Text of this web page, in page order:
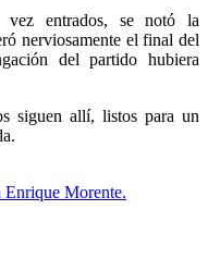
vez entrados, se notó la
nerviosamente el final del
del partido hubiera
siguen allí, listos para un
Enrique Morente.